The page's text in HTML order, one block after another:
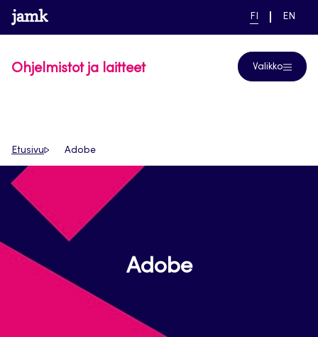
Siirry
suoraan
www.jamk.fi linkki pääsivustolle
NYKYINEN
FI
VAIHDA
EN
Ohjelmistot ja laitteet Valikko
Etusivu Adobe
Adobe